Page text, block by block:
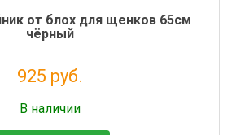
от блох для щенков 65см
чёрный
925 руб.
В наличии